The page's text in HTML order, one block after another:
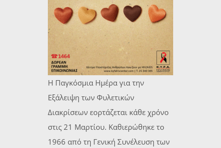
Η Παγκόσμια Ημέρα για την
Εξάλειψη των Φυλετικών
Διακρίσεων εορτάζεται κάθε χρόνο
στις 21 Μαρτίου. Καθιερώθηκε το
1966 από τη Γενική Συνέλευση των